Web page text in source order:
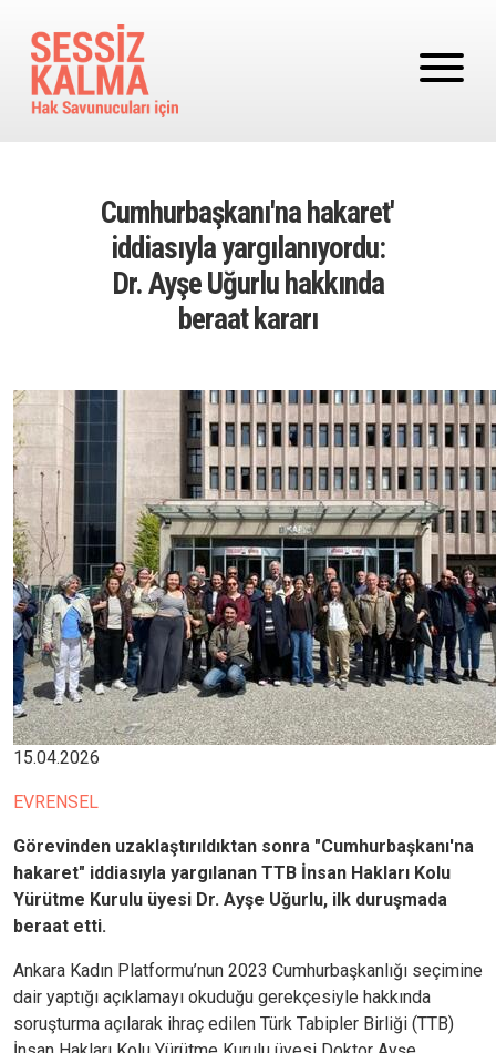
Cumhurbaşkanı'na hakaret'
iddiasıyla yargılanıyordu:
Dr. Ayşe Uğurlu hakkında
beraat kararı
Image
15.04.2026
EVRENSEL
Görevinden uzaklaştırıldıktan sonra "Cumhurbaşkanı'na
hakaret" iddiasıyla yargılanan TTB İnsan Hakları Kolu
Yürütme Kurulu üyesi Dr. Ayşe Uğurlu, ilk duruşmada
beraat etti.
Ankara Kadın Platformu’nun 2023 Cumhurbaşkanlığı seçimine
dair yaptığı açıklamayı okuduğu gerekçesiyle hakkında
soruşturma açılarak ihraç edilen Türk Tabipler Birliği (TTB)